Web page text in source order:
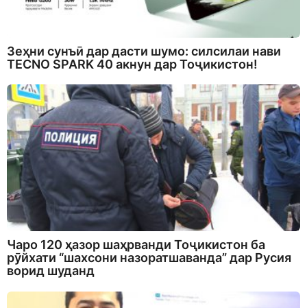
Зеҳни сунъӣ дар дасти шумо: силсилаи нави
TECNO SPARK 40 акнун дар Тоҷикистон!
Чаро 120 ҳазор шаҳрванди Тоҷикистон ба
рӯйхати “шахсони назоратшаванда” дар Русия
ворид шуданд